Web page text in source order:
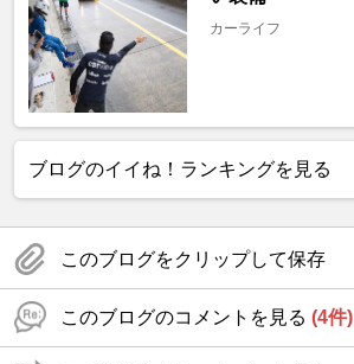
カーライフ
ブログのイイね！ランキングを見る
このブログをクリップして保存
このブログのコメントを見る (4件)